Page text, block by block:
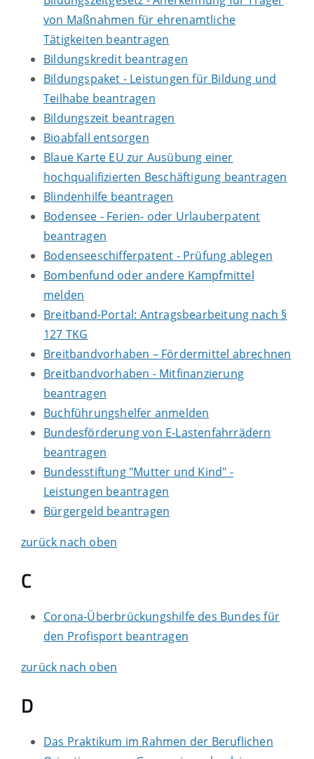
von Maßnahmen für ehrenamtliche
Tätigkeiten beantragen
Bildungskredit beantragen
Bildungspaket - Leistungen für Bildung und
Teilhabe beantragen
Bildungszeit beantragen
Bioabfall entsorgen
Blaue Karte EU zur Ausübung einer
hochqualifizierten Beschäftigung beantragen
Blindenhilfe beantragen
Bodensee - Ferien- oder Urlauberpatent
beantragen
Bodenseeschifferpatent - Prüfung ablegen
Bombenfund oder andere Kampfmittel
melden
Breitband-Portal: Antragsbearbeitung nach §
127 TKG
Breitbandvorhaben – Fördermittel abrechnen
Breitbandvorhaben - Mitfinanzierung
beantragen
Buchführungshelfer anmelden
Bundesförderung von E-Lastenfahrrädern
beantragen
Bundesstiftung "Mutter und Kind" -
Leistungen beantragen
Bürgergeld beantragen
zurück nach oben
C
Corona-Überbrückungshilfe des Bundes für
den Profisport beantragen
zurück nach oben
D
Das Praktikum im Rahmen der Beruflichen